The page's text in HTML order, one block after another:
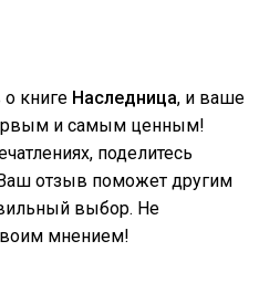
книге Наследница, и ваше
и самым ценным!
поделитесь
отзыв поможет другим
выбор. Не
мнением!